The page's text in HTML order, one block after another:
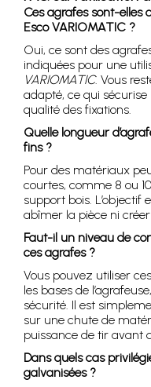
Ces agrafes sont-elles
Esco VARIOMATIC ?
Oui, ce sont des
indiquées pour une
VARIOMATIC. Vous
adapté, ce qui sécurise
qualité des fixations.
Quelle longueur
fins ?
Pour des matériaux
courtes, comme 8 ou
support bois. L’objectif
abîmer la pièce ni
Faut-il un niveau de
ces agrafes ?
Vous pouvez utiliser
les bases de
sécurité. Il est
sur une chute de
puissance de tir avant
Dans quels cas
galvanisées ?